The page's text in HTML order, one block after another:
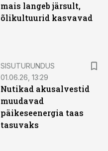
mais langeb järsult,
õlikultuurid kasvavad
SISUTURUNDUS
01.06.26, 13:29
Nutikad akusalvestid
muudavad
päikeseenergia taas
tasuvaks